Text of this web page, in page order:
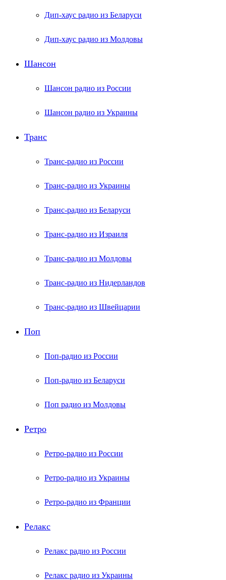
Дип-хаус радио из Беларуси
Дип-хаус радио из Молдовы
Шансон
Шансон радио из России
Шансон радио из Украины
Транс
Транс-радио из России
Транс-радио из Украины
Транс-радио из Беларуси
Транс-радио из Израиля
Транс-радио из Молдовы
Транс-радио из Нидерландов
Транс-радио из Швейцарии
Поп
Поп-радио из России
Поп-радио из Беларуси
Поп радио из Молдовы
Ретро
Ретро-радио из России
Ретро-радио из Украины
Ретро-радио из Франции
Релакс
Релакс радио из России
Релакс радио из Украины